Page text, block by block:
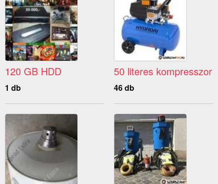
120 GB HDD
1 db
50 literes kompresszor
46 db